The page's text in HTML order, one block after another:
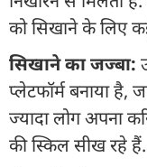
को सिखाने के लिए
सिखाने का जज्बा:
प्लेटफॉर्म बनाया है,
ज्यादा लोग अपना
की स्किल सीख रहे हैं.